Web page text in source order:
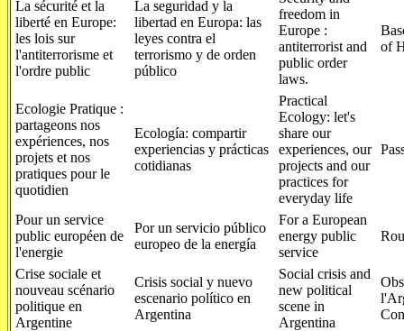
La sécurité et la
liberté en Europe:
les lois sur
l'antiterrorisme et
l'ordre public
La seguridad y la
libertad en Europa: las
leyes contra el
terrorismo y de orden
público
freedom in
Europe :
antiterrorist and
public order
laws.
of
Ecologie Pratique :
partageons nos
expériences, nos
projets et nos
pratiques pour le
quotidien
Ecología: compartir
experiencias y prácticas
cotidianas
Practical
Ecology: let's
share our
experiences, our
projects and our
practices for
everyday life
Pour un service
public européen de
l'energie
Por un servicio público
europeo de la energía
For a European
energy public
service
Crise sociale et
nouveau scénario
politique en
Argentine
Crisis social y nuevo
escenario político en
Argentina
Social crisis and
new political
scene in
Argentina